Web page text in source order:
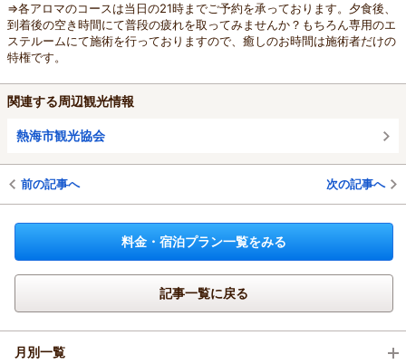
⇒各アロマのコースは当日の21時までご予約を承っております。夕食後、
到着後の空き時間にて普段の疲れを取ってみませんか？もちろん専用のエ
ステルームにて施術を行っておりますので、癒しのお時間は施術者だけの
特権です。
関連する周辺観光情報
熱海市観光協会
前の記事へ 次の記事へ
料金・宿泊プラン一覧をみる
記事一覧に戻る
月別一覧